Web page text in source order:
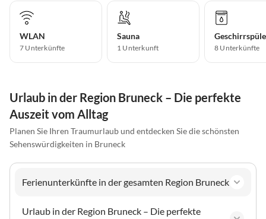
WLAN
7 Unterkünfte
Sauna
1 Unterkunft 8 Unterkünfte
Urlaub in der Region Bruneck – Die perfekte
Auszeit vom Alltag
Planen Sie Ihren Traumurlaub und entdecken Sie die schönsten
Sehenswürdigkeiten in Bruneck
Ferienunterkünfte in der gesamten Region Bruneck
Urlaub in der Region Bruneck – Die perfekte